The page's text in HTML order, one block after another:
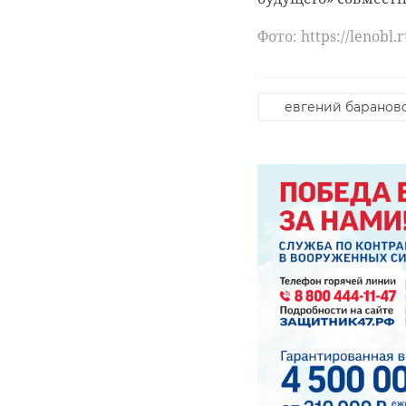
Фото: https://
евгений
Фото: https://